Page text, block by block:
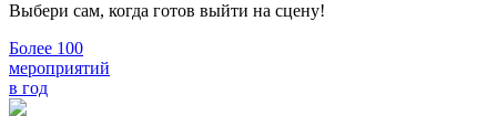
Выбери сам, когда готов выйти на сцену!
Более 100
мероприятий
в год